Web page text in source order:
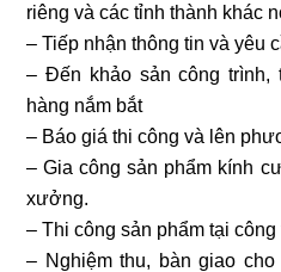
riêng và các tỉnh thành khác
– Tiếp nhận thông tin và yêu
– Đến khảo sản công trình,
hàng nắm bắt
– Báo giá thi công và lên
– Gia công sản phẩm kính
xưởng.
– Thi công sản phẩm tại công
– Nghiệm thu, bàn giao